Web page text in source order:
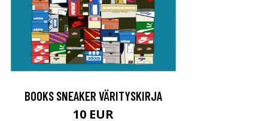
BOOKS SNEAKER VÄRITYSKIRJA
10 EUR